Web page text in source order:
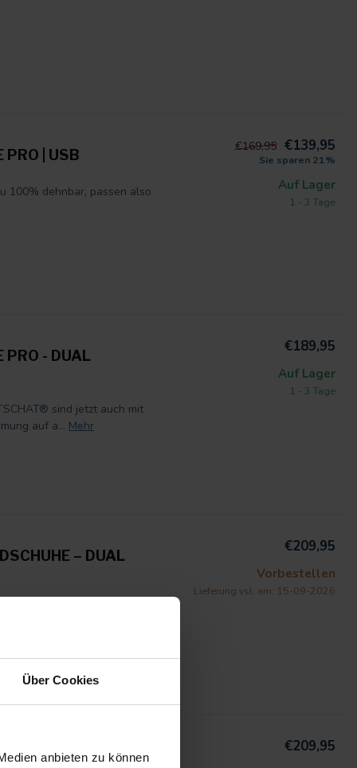
Über Cookies
anbieten zu können
PRO | USB
100% dehnbar, passen also
€169,95 €139,95
Sie sparen 21%
Auf Lager
1 - 3 Tage
PRO - DUAL
sind jetzt auch mit
auf a... Mehr
€189,95
Auf Lager
1 - 3 Tage
– DUAL
€209,95
Vorbestellen
Lieferung vsl. am: 15-09-2026
HEATING €209,95